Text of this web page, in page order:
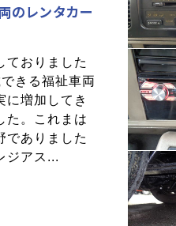
のレンタカー
ておりました
きる福祉車両
に増加してき
た。これまは
でありました
ジアス...